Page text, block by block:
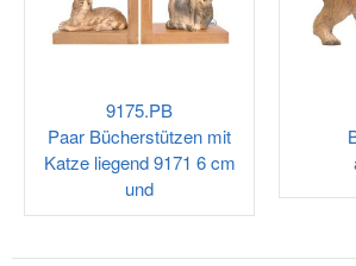
9175.PB
Paar Bücherstützen mit
Katze liegend 9171 6 cm
und